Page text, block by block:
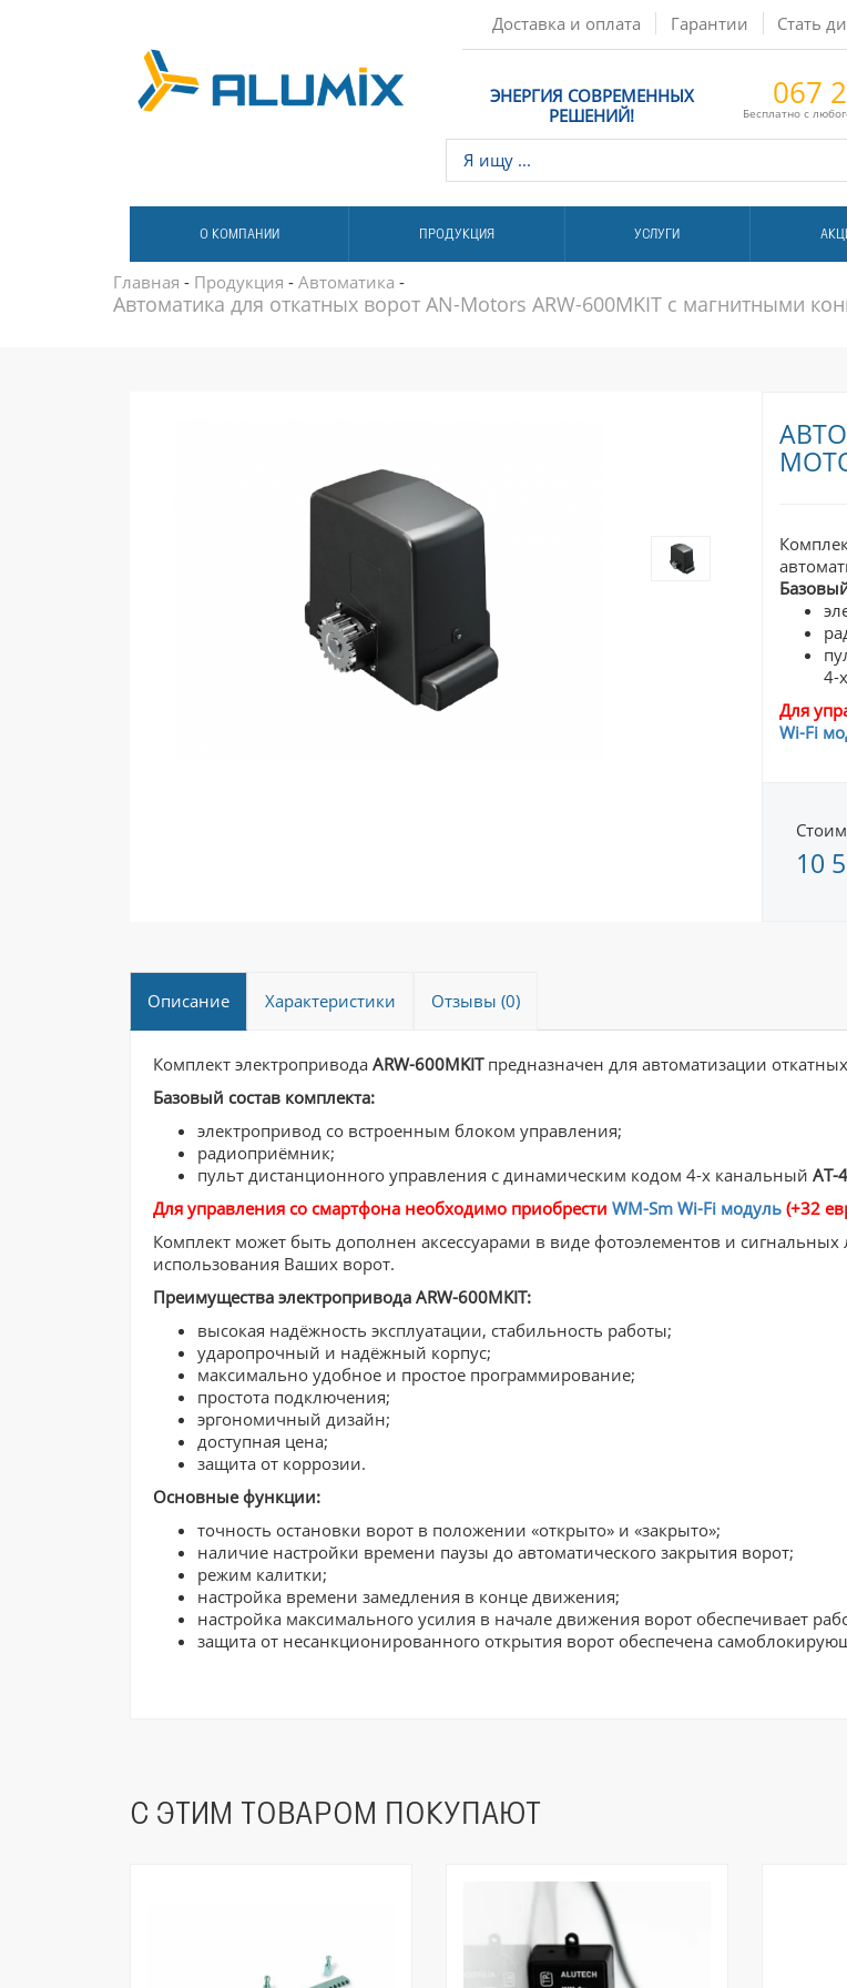
Доставка и оплата Гарантии Стать
ЭНЕРГИЯ СОВРЕМЕННЫХ
РЕШЕНИЙ!
067
Бесплатно с
О КОМПАНИИ ПРОДУКЦИЯ УСЛУГИ
Главная - Продукция - Автоматика -
Автоматика для откатных ворот AN-Motors ARW-600MKIT с магнитными
4-
Для
Wi-Fi
10
Описание Характеристики Отзывы (0)
Комплект электропривода ARW-600MKIT предназначен для автоматизации
Базовый состав комплекта:
электропривод со встроенным блоком управления;
радиоприёмник;
пульт дистанционного управления с динамическим кодом 4-х канальный АТ-4
Для управления со смартфона необходимо приобрести WM-Sm Wi-Fi модуль (+32
​Комплект может быть дополнен аксессуарами в виде фотоэлементов и
использования Ваших ворот.
Преимущества электропривода ARW-600MKIT:
высокая надёжность эксплуатации, стабильность работы;
ударопрочный и надёжный корпус;
максимально удобное и простое программирование;
простота подключения;
эргономичный дизайн;
доступная цена;
защита от коррозии.
Основные функции:
точность остановки ворот в положении «открыто» и «закрыто»;
наличие настройки времени паузы до автоматического закрытия ворот;
режим калитки;
настройка времени замедления в конце движения;
настройка максимального усилия в начале движения ворот обеспечивает
защита от несанкционированного открытия ворот обеспечена
С ЭТИМ ТОВАРОМ ПОКУПАЮТ